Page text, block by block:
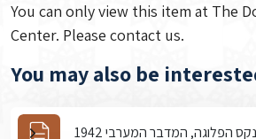
You can only view this item at The
Center. Please contact us.
You may also be